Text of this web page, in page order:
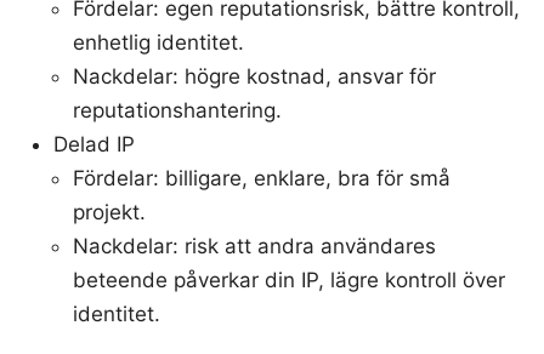
Fördelar: egen reputationsrisk, bättre kontroll,
enhetlig identitet.
Nackdelar: högre kostnad, ansvar för
reputationshantering.
Delad IP
Fördelar: billigare, enklare, bra för små
projekt.
Nackdelar: risk att andra användares
beteende påverkar din IP, lägre kontroll över
identitet.